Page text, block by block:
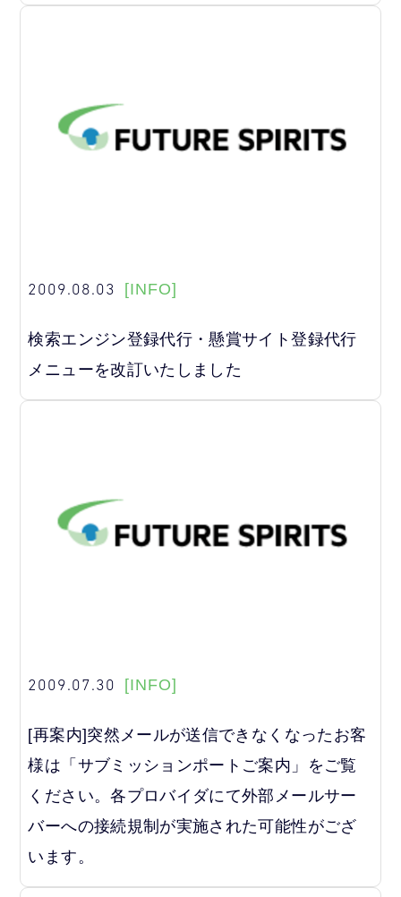
2009.08.03 [INFO]
検索エンジン登録代行・懸賞サイト登録代行
メニューを改訂いたしました
2009.07.30 [INFO]
[再案内]突然メールが送信できなくなったお客
様は「サブミッションポートご案内」をご覧
ください。各プロバイダにて外部メールサー
バーへの接続規制が実施された可能性がござ
います。